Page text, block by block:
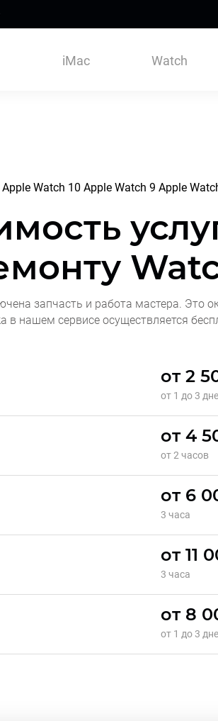
iMac Watch
Apple Watch 10 Apple Watch 9 Apple
запчасть и работа мастера. Это
в нашем сервисе осуществляется
от 2
от 1 до 3
от 4
от 2 часов
от 6
3 часа
от 11
3 часа
от 8
от 1 до 3